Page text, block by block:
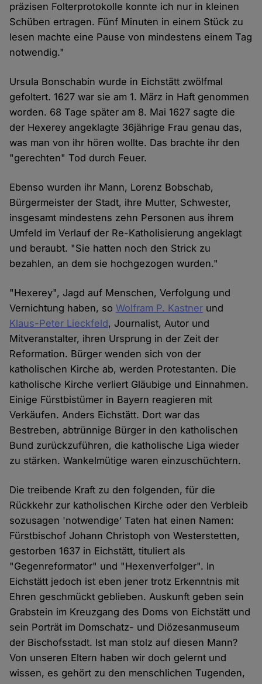
präzisen Folterprotokolle konnte ich nur in kleinen
Schüben ertragen. Fünf Minuten in einem Stück zu
lesen machte eine Pause von mindestens einem Tag
notwendig."
Ursula Bonschabin wurde in Eichstätt zwölfmal
gefoltert. 1627 war sie am 1. März in Haft genommen
worden. 68 Tage später am 8. Mai 1627 sagte die
der Hexerey angeklagte 36jährige Frau genau das,
was man von ihr hören wollte. Das brachte ihr den
"gerechten" Tod durch Feuer.
Ebenso wurden ihr Mann, Lorenz Bobschab,
Bürgermeister der Stadt, ihre Mutter, Schwester,
insgesamt mindestens zehn Personen aus ihrem
Umfeld im Verlauf der Re-Katholisierung angeklagt
und beraubt. "Sie hatten noch den Strick zu
bezahlen, an dem sie hochgezogen wurden."
"Hexerey", Jagd auf Menschen, Verfolgung und
Vernichtung haben, soWolfram P. Kastner und
Klaus-Peter Lieckfeld, Journalist, Autor und
Mitveranstalter, ihren Ursprung in der Zeit der
Reformation. Bürger wenden sich von der
katholischen Kirche ab, werden Protestanten. Die
katholische Kirche verliert Gläubige und Einnahmen.
Einige Fürstbistümer in Bayern reagieren mit
Verkäufen. Anders Eichstätt. Dort war das
Bestreben, abtrünnige Bürger in den katholischen
Bund zurückzuführen, die katholische Liga wieder
zu stärken. Wankelmütige waren einzuschüchtern.
Die treibende Kraft zu den folgenden, für die
Rückkehr zur katholischen Kirche oder den Verbleib
sozusagen 'notwendige’ Taten hat einen Namen:
Fürstbischof Johann Christoph von Westerstetten,
gestorben 1637 in Eichstätt, tituliert als
"Gegenreformator" und "Hexenverfolger". In
Eichstätt jedoch ist eben jener trotz Erkenntnis mit
Ehren geschmückt geblieben. Auskunft geben sein
Grabstein im Kreuzgang des Doms von Eichstätt und
sein Porträt im Domschatz- und Diözesanmuseum
der Bischofsstadt. Ist man stolz auf diesen Mann?
Von unseren Eltern haben wir doch gelernt und
wissen, es gehört zu den menschlichen Tugenden,